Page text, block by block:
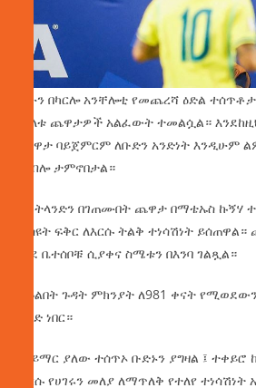
አሁን በካርሎ አንቸሎቲ የመጨረሻ ዕድል
ሁለቱ ጨዋታዎች አልፈውት ተመልሷል።
ጨዋታ ባይጀምርም ለቡድን አንድነት እንዲሁም
ተብሎ ታምኖበታል።
ስኮትላንድን በገጠሙበት ጨዋታ በማቴኡስ ኩኝሃ
ያሳዩት ፍቅር ለእርሱ ትልቅ ተነሳሽነት
ወደ ቤተሰቦቹ ሲያቀና ስሜቱን በእንባ ገልጿል።
በጉልበት ጉዳት ምክንያት ለ981 ቀናት
ከባድ ነበር።
“ኔይማር ያለው ተሰጥኦ ቡድኑን ያግዛል ፤
እርሱ የሀገሩን መለያ ለማጥለቅ የተለየ